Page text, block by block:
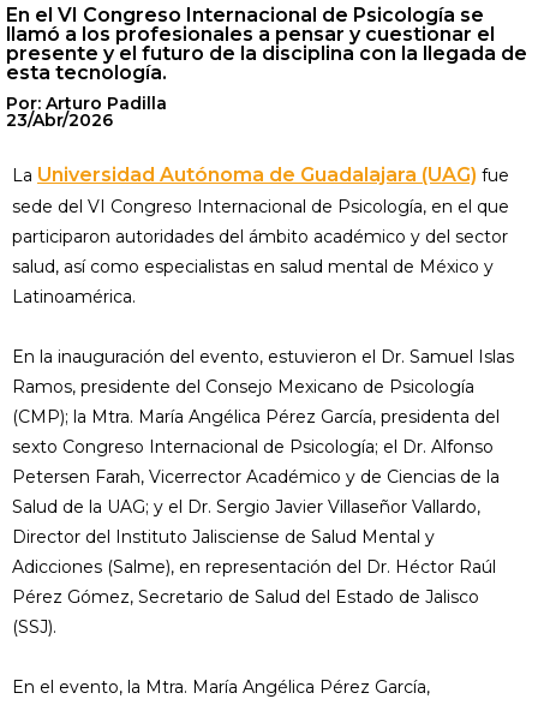
En el VI Congreso Internacional de Psicología se
llamó a los profesionales a pensar y cuestionar el
presente y el futuro de la disciplina con la llegada de
esta tecnología.
Por: Arturo Padilla
23/Abr/2026
La Universidad Autónoma de Guadalajara (UAG) fue
sede del VI Congreso Internacional de Psicología, en el que
participaron autoridades del ámbito académico y del sector
salud, así como especialistas en salud mental de México y
Latinoamérica.
En la inauguración del evento, estuvieron el Dr. Samuel Islas
Ramos, presidente del Consejo Mexicano de Psicología
(CMP); la Mtra. María Angélica Pérez García, presidenta del
sexto Congreso Internacional de Psicología; el Dr. Alfonso
Petersen Farah, Vicerrector Académico y de Ciencias de la
Salud de la UAG; y el Dr. Sergio Javier Villaseñor Vallardo,
Director del Instituto Jalisciense de Salud Mental y
Adicciones (Salme), en representación del Dr. Héctor Raúl
Pérez Gómez, Secretario de Salud del Estado de Jalisco
(SSJ).
En el evento, la Mtra. María Angélica Pérez García,